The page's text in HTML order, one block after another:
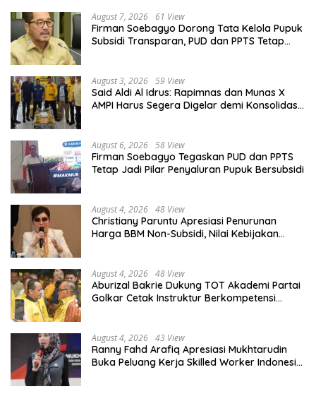
August 7, 2026 61 View
Firman Soebagyo Dorong Tata Kelola Pupuk
Subsidi Transparan, PUD dan PPTS Tetap
August 3, 2026 59 View
Said Aldi Al Idrus: Rapimnas dan Munas X
AMPI Harus Segera Digelar demi Konsolidasi
August 6, 2026 58 View
Firman Soebagyo Tegaskan PUD dan PPTS
Tetap Jadi Pilar Penyaluran Pupuk Bersubsidi
August 4, 2026 48 View
Christiany Paruntu Apresiasi Penurunan
Harga BBM Non-Subsidi, Nilai Kebijakan
August 4, 2026 48 View
Aburizal Bakrie Dukung TOT Akademi Partai
Golkar Cetak Instruktur Berkompetensi
August 4, 2026 43 View
Ranny Fahd Arafiq Apresiasi Mukhtarudin
Buka Peluang Kerja Skilled Worker Indonesia